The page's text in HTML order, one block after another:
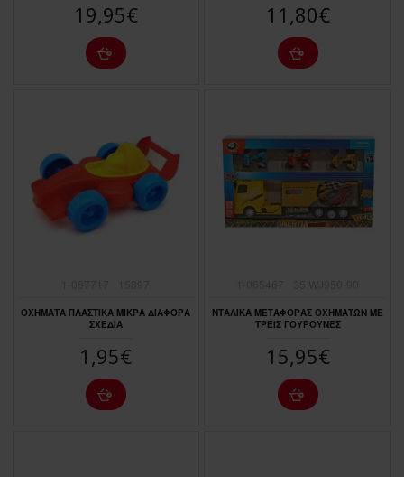
19,95€ 11,80€
ΟΧΗΜΑΤΑ ΠΛΑΣΤΙΚΑ ΜΙΚΡΑ ΔΙΑΦΟΡΑ
ΣΧΕΔΙΑ
1,95€
ΝΤΑΛΙΚΑ ΜΕΤΑΦΟΡΑΣ ΟΧΗΜΑΤΩΝ ΜΕ
ΤΡΕΙΣ ΓΟΥΡΟΥΝΕΣ
15,95€